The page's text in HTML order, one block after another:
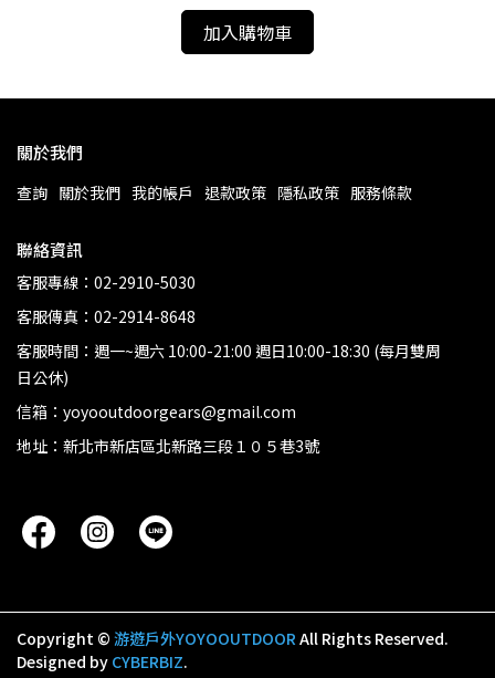
加入購物車
關於我們
查詢 關於我們 我的帳戶 退款政策 隱私政策 服務條款
聯絡資訊
客服專線：02-2910-5030
客服傳真：02-2914-8648
客服時間：週一~週六 10:00-21:00 週日10:00-18:30 (每月雙周
日公休)
信箱：yoyooutdoorgears@gmail.com
地址：新北市新店區北新路三段１０５巷3號
Copyright © 游遊戶外YOYOOUTDOORAll Rights Reserved.
Designed by CYBERBIZ.